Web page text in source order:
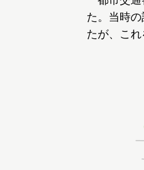
た。当時
たが、これ